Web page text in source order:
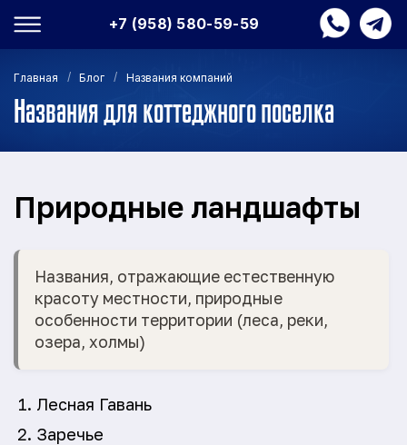
+7 (958) 580-59-59
Главная / Блог / Названия компаний
Названия для коттеджного поселка
Природные ландшафты
Названия, отражающие естественную
красоту местности, природные
особенности территории (леса, реки,
озера, холмы)
Лесная Гавань
Заречье